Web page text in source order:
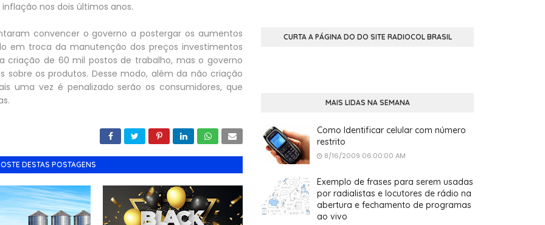
nos dois últimos anos.
convencer o governo a postergar os aumentos
em troca da manutenção dos preços investimentos
criação de 60 mil postos de trabalho, mas o governo
os produtos. Desse modo, além da não criação
uma vez é penalizado serão os consumidores, que
DESTAS POSTAGENS
CURTA A PÁGINA DO DO SITE RADIOCOL BRASIL
MAIS LIDAS NA SEMANA
Como Identificar celular com número
restrito
8/16/2009 06:00:00 AM
Exemplo de frases para serem usadas
por radialistas e locutores de rádio na
abertura e fechamento de programas
ao vivo